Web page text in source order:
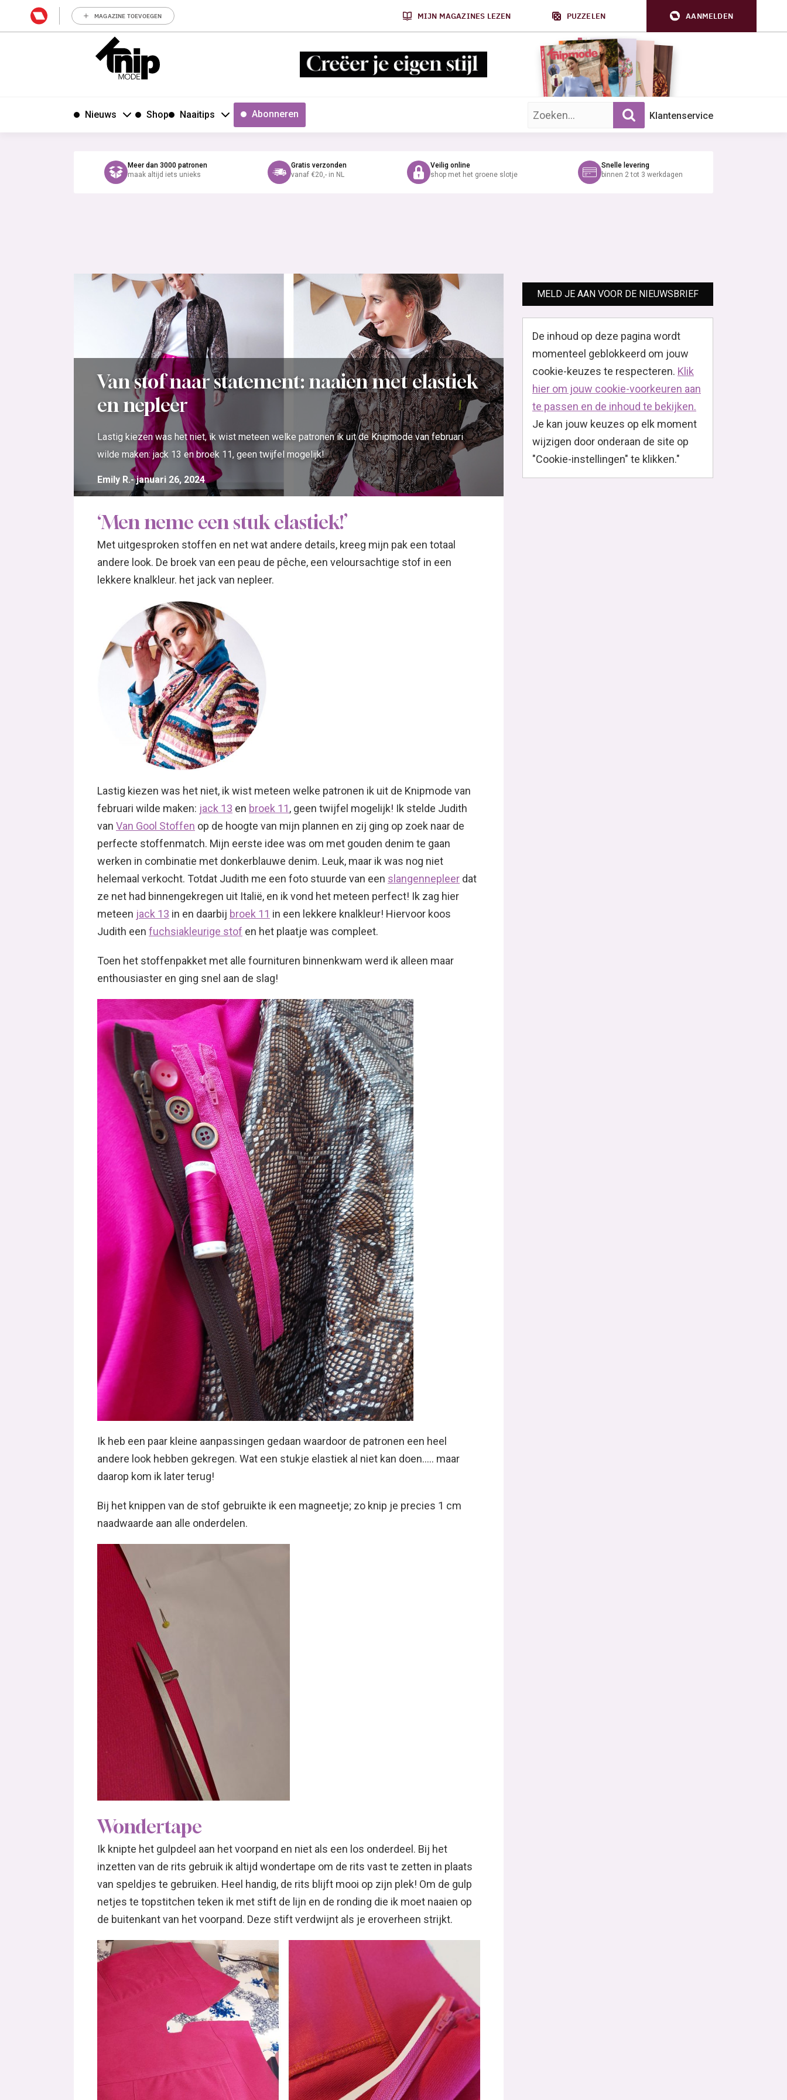
MAGAZINE TOEVOEGEN MIJN MAGAZINES LEZEN PUZZELEN AANMELDEN
Nieuws Shop Naaitips Abonneren Zoek op trefwoord: Klantenservice
Meer dan 3000 patronen
maak altijd iets unieks
Gratis verzonden
vanaf €20,- in NL
Veilig online
shop met het groene slotje
Snelle levering
binnen 2 tot 3 werkdagen
Van stof naar statement: naaien met elastiek
en nepleer
Lastig kiezen was het niet, ik wist meteen welke patronen ik uit de Knipmode van februari
wilde maken: jack 13 en broek 11, geen twijfel mogelijk!
Emily R. januari 26, 2024
‘Men neme een stuk elastiek!’
Met uitgesproken stoffen en net wat andere details, kreeg mijn pak een totaal
andere look. De broek van een peau de pêche, een veloursachtige stof in een
lekkere knalkleur. het jack van nepleer.
Lastig kiezen was het niet, ik wist meteen welke patronen ik uit de Knipmode van
februari wilde maken: jack 13 en broek 11, geen twijfel mogelijk! Ik stelde Judith
van Van Gool Stoffen op de hoogte van mijn plannen en zij ging op zoek naar de
perfecte stoffenmatch. Mijn eerste idee was om met gouden denim te gaan
werken in combinatie met donkerblauwe denim. Leuk, maar ik was nog niet
helemaal verkocht. Totdat Judith me een foto stuurde van een slangennepleer dat
ze net had binnengekregen uit Italië, en ik vond het meteen perfect! Ik zag hier
meteen jack 13 in en daarbij broek 11 in een lekkere knalkleur! Hiervoor koos
Judith een fuchsiakleurige stof en het plaatje was compleet.
Toen het stoffenpakket met alle fournituren binnenkwam werd ik alleen maar
enthousiaster en ging snel aan de slag!
Ik heb een paar kleine aanpassingen gedaan waardoor de patronen een heel
andere look hebben gekregen. Wat een stukje elastiek al niet kan doen….. maar
daarop kom ik later terug!
Bij het knippen van de stof gebruikte ik een magneetje; zo knip je precies 1 cm
naadwaarde aan alle onderdelen.
Wondertape
Ik knipte het gulpdeel aan het voorpand en niet als een los onderdeel. Bij het
inzetten van de rits gebruik ik altijd wondertape om de rits vast te zetten in plaats
van speldjes te gebruiken. Heel handig, de rits blijft mooi op zijn plek! Om de gulp
netjes te topstitchen teken ik met stift de lijn en de ronding die ik moet naaien op
de buitenkant van het voorpand. Deze stift verdwijnt als je eroverheen strijkt.
MELD JE AAN VOOR DE NIEUWSBRIEF
De inhoud op deze pagina wordt
momenteel geblokkeerd om jouw
cookie-keuzes te respecteren. Klik
hier om jouw cookie-voorkeuren aan
te passen en de inhoud te bekijken.
Je kan jouw keuzes op elk moment
wijzigen door onderaan de site op
"Cookie-instellingen" te klikken."